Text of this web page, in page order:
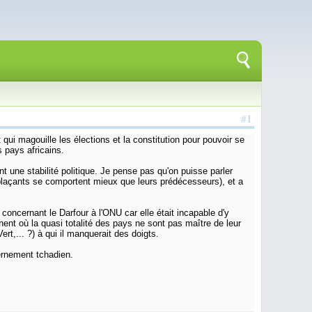
#1
magouille les élections et la constitution pour pouvoir se
pays africains.
une stabilité politique. Je pense pas qu'on puisse parler
se comportent mieux que leurs prédécesseurs), et a
le Darfour à l'ONU car elle était incapable d'y
où la quasi totalité des pays ne sont pas maître de leur
?) à qui il manquerait des doigts.
tchadien.